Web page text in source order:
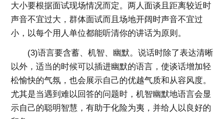
大小要根据面试现场情况而定。两人面谈且距离较近时
声音不宜过大，群体面试而且场地开阔时声音不宜过
小，以每个用人单位都能听清你的讲话为原则。
(3)语言要含蓄、机智、幽默。说话时除了表达清晰
以外，适当的时候可以插进幽默的语言，使谈话增加轻
松愉快的气氛，也会展示自己的优越气质和从容风度。
尤其是当遇到难以回答的问题时，机智幽默地语言会显
示自己的聪明智慧，有助于化险为夷，并给人以良好的